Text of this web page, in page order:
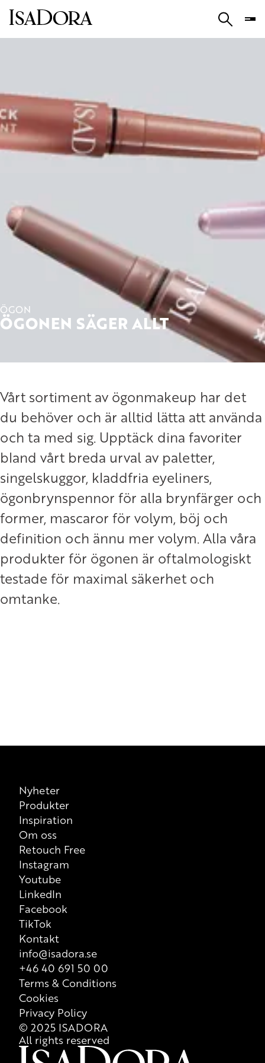
ÖGON
ÖGONEN SÄGER ALLT
Vårt sortiment av ögonmakeup har det
du behöver och är alltid lätta att använda
och ta med sig. Upptäck dina favoriter
bland vårt breda urval av paletter,
singelskuggor, kladdfria eyeliners,
ögonbrynspennor för alla brynfärger och
former, mascaror för volym, böj och
definition och ännu mer volym. Alla våra
produkter för ögonen är oftalmologiskt
testade för maximal säkerhet och
omtanke.
Nyheter
Produkter
Inspiration
Om oss
Retouch Free
Instagram
Youtube
LinkedIn
Facebook
TikTok
Kontakt
info@isadora.se
+46 40 691 50 00
Terms & Conditions
Cookies
Privacy Policy
© 2025 ISADORA
All rights reserved